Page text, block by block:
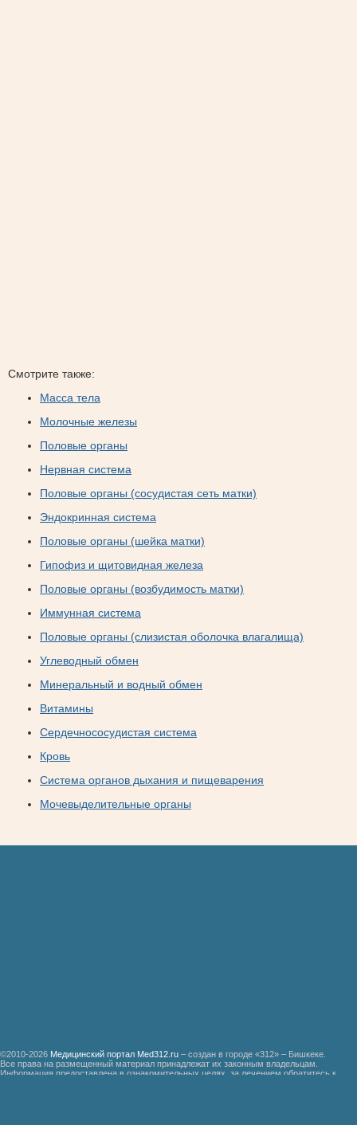
Смотрите также:
Масса тела
Молочные железы
Половые органы
Нервная система
Половые органы (сосудистая сеть матки)
Эндокринная система
Половые органы (шейка матки)
Гипофиз и щитовидная железа
Половые органы (возбудимость матки)
Иммунная система
Половые органы (слизистая оболочка влагалища)
Углеводный обмен
Минеральный и водный обмен
Витамины
Сердечнососудистая система
Кровь
Система органов дыхания и пищеварения
Мочевыделительные органы
©2010-2026 Медицинский портал Med312.ru – создан в городе «312» – Бишкеке.
Все права на размещенный материал принадлежат их законным владельцам.
Информация предоставлена в ознакомительных целях, за лечением обратитесь к